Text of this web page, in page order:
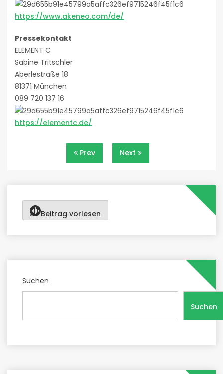
https://www.akeneo.com/de/
Pressekontakt
ELEMENT C
Sabine Tritschler
Aberlestraße 18
81371 München
089 720 137 16
https://elementc.de/
Beitragsnavigation
Prev Next
Beitrag vorlesen
Suchen
Suchen